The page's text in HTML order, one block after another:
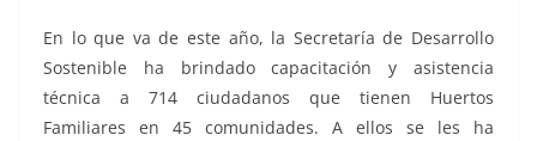
En lo que va de este año, la Secretaría de Desarrollo
Sostenible ha brindado capacitación y asistencia
técnica a 714 ciudadanos que tienen Huertos
Familiares en 45 comunidades. A ellos se les ha